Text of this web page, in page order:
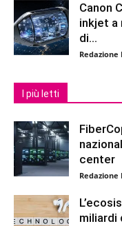
Canon
inkjet a
di...
Redazione
I più letti
center
Redazione
miliardi